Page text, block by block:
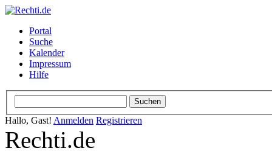
Portal
Suche
Kalender
Impressum
Hilfe
Hallo, Gast! Anmelden Registrieren
Rechti.de